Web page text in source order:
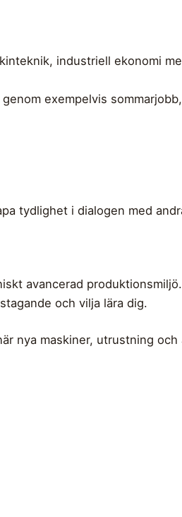
industriell ekonomi
exempelvis
tydlighet i dialogen med
avancerad
och vilja lära dig.
nya maskiner, utrustning